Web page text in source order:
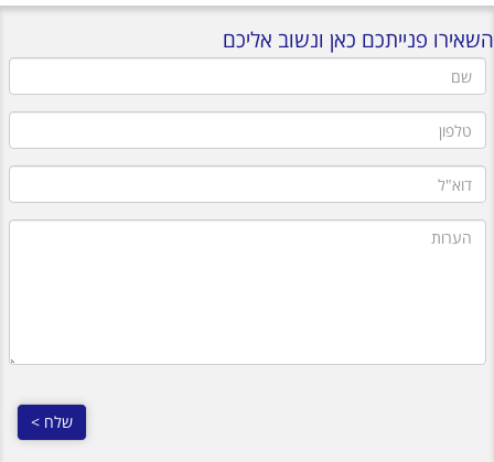
השאירו פנייתכם כאן ונשוב אליכם
שם
טלפון
דוא"ל
הערות